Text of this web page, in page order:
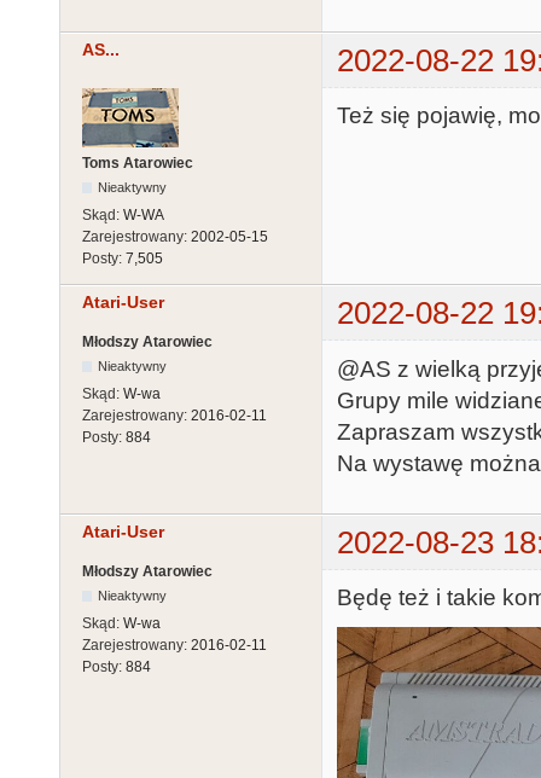
AS... 2022-08-22
Toms Atarowiec
Nieaktywny
Skąd: W-WA
Zarejestrowany: 2002-05-15
Posty: 7,505
Też się pojawię,
Atari-User 2022-08-22
Młodszy Atarowiec
Nieaktywny
Skąd: W-wa
Zarejestrowany: 2016-02-11
Posty: 884
@AS z wielką
Grupy mile
Zapraszam
Na wystawę
Atari-User 2022-08-23
Młodszy Atarowiec
Nieaktywny
Skąd: W-wa
Zarejestrowany: 2016-02-11
Posty: 884
Będę też i takie